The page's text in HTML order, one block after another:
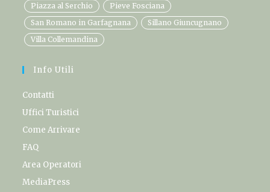
Piazza al Serchio
Pieve Fosciana
San Romano in Garfagnana
Sillano Giuncugnano
Villa Collemandina
Info Utili
Contatti
Uffici Turistici
Come Arrivare
FAQ
Area Operatori
MediaPress